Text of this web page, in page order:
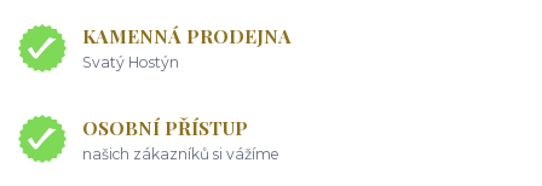
KAMENNÁ PRODEJNA
Svatý Hostýn
OSOBNÍ PŘÍSTUP
našich zákazníků si vážíme